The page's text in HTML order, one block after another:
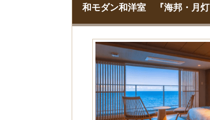
和モダン和洋室 『海邦・月灯